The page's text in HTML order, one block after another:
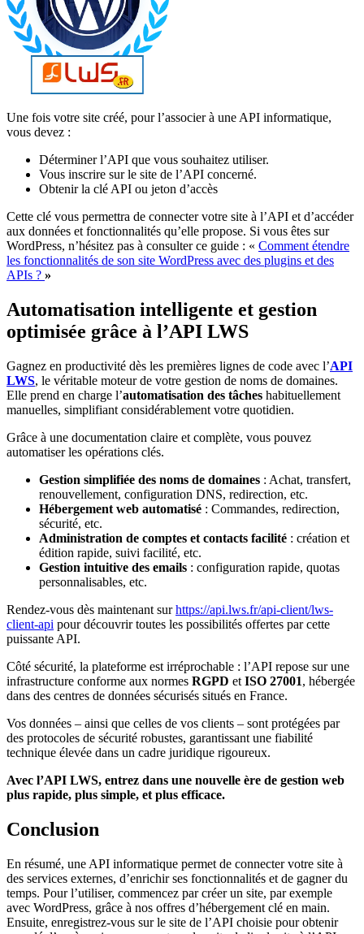
Une fois votre site créé, pour l’associer à une API informatique,
vous devez :
Déterminer l’API que vous souhaitez utiliser.
Vous inscrire sur le site de l’API concerné.
Obtenir la clé API ou jeton d’accès
Cette clé vous permettra de connecter votre site à l’API et d’accéder
aux données et fonctionnalités qu’elle propose. Si vous êtes sur
WordPress, n’hésitez pas à consulter ce guide : « Comment étendre
les fonctionnalités de son site WordPress avec des plugins et des
APIs ? »
Automatisation intelligente et gestion
optimisée grâce à l’API LWS
Gagnez en productivité dès les premières lignes de code avec l’API
LWS, le véritable moteur de votre gestion de noms de domaines.
Elle prend en charge l’automatisation des tâches habituellement
manuelles, simplifiant considérablement votre quotidien.
Grâce à une documentation claire et complète, vous pouvez
automatiser les opérations clés.
Gestion simplifiée des noms de domaines : Achat, transfert,
renouvellement, configuration DNS, redirection, etc.
Hébergement web automatisé : Commandes, redirection,
sécurité, etc.
Administration de comptes et contacts facilité : création et
édition rapide, suivi facilité, etc.
Gestion intuitive des emails : configuration rapide, quotas
personnalisables, etc.
Rendez-vous dès maintenant surhttps://api.lws.fr/api-client/lws-
client-api pour découvrir toutes les possibilités offertes par cette
puissante API.
Côté sécurité, la plateforme est irréprochable : l’API repose sur une
infrastructure conforme aux normes RGPD et ISO 27001, hébergée
dans des centres de données sécurisés situés en France.
Vos données – ainsi que celles de vos clients – sont protégées par
des protocoles de sécurité robustes, garantissant une fiabilité
technique élevée dans un cadre juridique rigoureux.
Avec l’API LWS, entrez dans une nouvelle ère de gestion web
plus rapide, plus simple, et plus efficace.
Conclusion
En résumé, une API informatique permet de connecter votre site à
des services externes, d’enrichir ses fonctionnalités et de gagner du
temps. Pour l’utiliser, commencez par créer un site, par exemple
avec WordPress, grâce à nos offres d’hébergement clé en main.
Ensuite, enregistrez-vous sur le site de l’API choisie pour obtenir